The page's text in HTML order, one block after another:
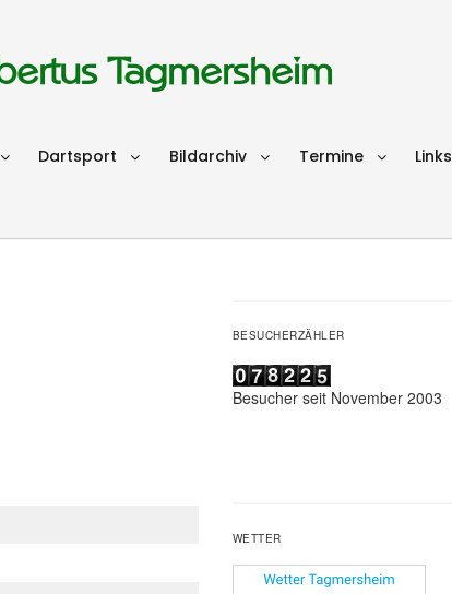
Tagmersheim
Dartsport Bildarchiv Termine Links
BESUCHERZÄHLER
Besucher seit November 2003
WETTER